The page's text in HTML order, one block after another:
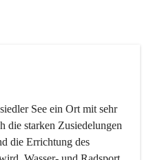
See ein Ort mit sehr
die starken Zusiedelungen
die Errichtung des